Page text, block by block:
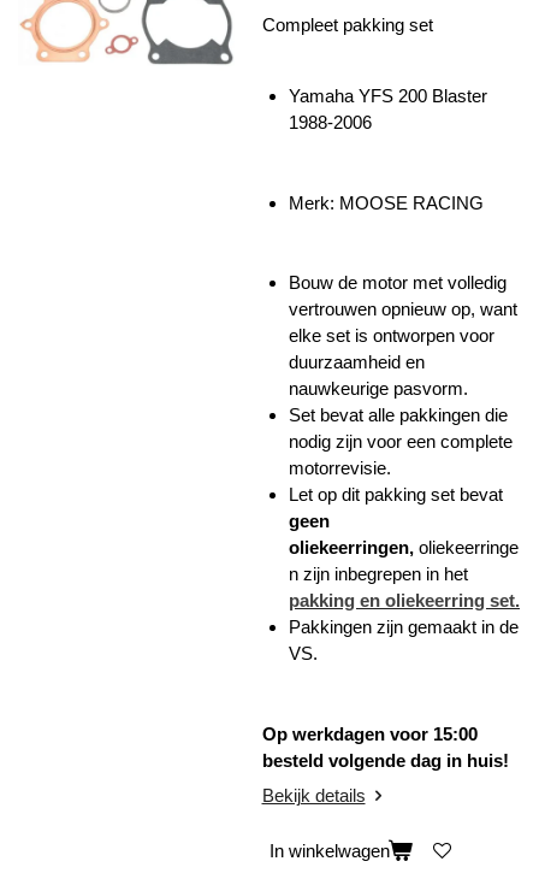
Compleet pakking set
Yamaha YFS 200 Blaster
1988-2006
Merk: MOOSE RACING
Bouw de motor met volledig
vertrouwen opnieuw op, want
elke set is ontworpen voor
duurzaamheid en
nauwkeurige pasvorm.
Set bevat alle pakkingen die
nodig zijn voor een complete
motorrevisie.
Let op dit pakking set bevat
geen
oliekeerringen, oliekeerringe
n zijn inbegrepen in het
pakking en oliekeerring set.
Pakkingen zijn gemaakt in de
VS.
Op werkdagen voor 15:00
besteld volgende dag in huis!
Bekijk details
In winkelwagen